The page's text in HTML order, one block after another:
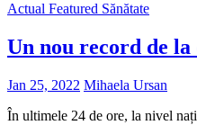
Actual Featured Sănătate
Un nou record de
Jan 25, 2022 Mihaela Ursan
În ultimele 24 de ore, la nivel